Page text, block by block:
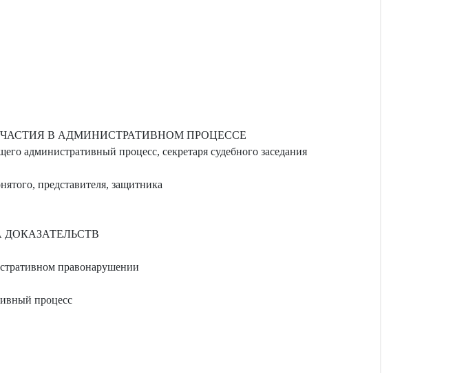
В АДМИНИСТРАТИВНОМ ПРОЦЕССЕ
административный процесс, секретаря судебного заседания
представителя, защитника
правонарушении
процесс